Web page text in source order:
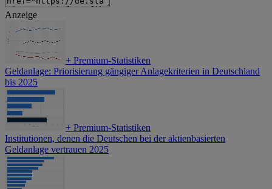
Anzeige
+ Premium-Statistiken
Geldanlage: Priorisierung gängiger Anlagekriterien in Deutschland
bis 2025
+ Premium-Statistiken
Institutionen, denen die Deutschen bei der aktienbasierten
Geldanlage vertrauen 2025